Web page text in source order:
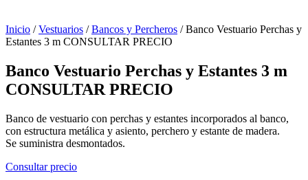
Inicio /Vestuarios /Bancos y Percheros / Banco Vestuario Perchas y
Estantes 3 m CONSULTAR PRECIO
Banco Vestuario Perchas y Estantes 3 m
CONSULTAR PRECIO
Banco de vestuario con perchas y estantes incorporados al banco,
con estructura metálica y asiento, perchero y estante de madera.
Se suministra desmontados.
Consultar precio